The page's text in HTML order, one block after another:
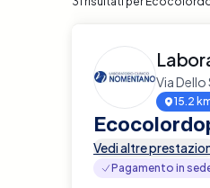
Via
15.2
Vedi altre
Pagamento in